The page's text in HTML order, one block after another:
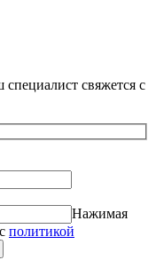
свяжется с
Нажимая
политикой